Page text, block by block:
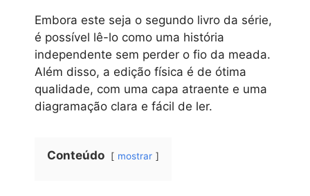
Embora este seja o segundo livro da série,
é possível lê-lo como uma história
independente sem perder o fio da meada.
Além disso, a edição física é de ótima
qualidade, com uma capa atraente e uma
diagramação clara e fácil de ler.
Conteúdo mostrar